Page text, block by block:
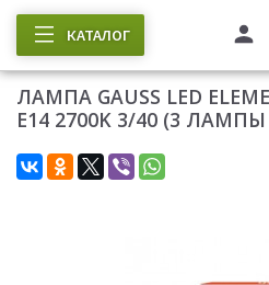
КАТАЛОГ
ЛАМПА GAUSS LED
E14 2700K 3/40 (3